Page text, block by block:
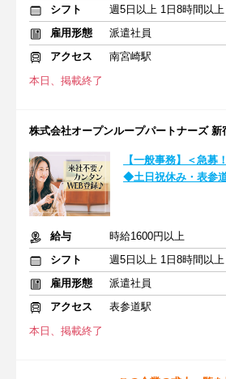
シフト
週5日以上 1日8時間以上
雇用形態
派遣社員
アクセス
南宮崎駅
本日、掲載終了
株式会社オープンループパートナーズ 新
【一般事務】＜急募
◆土日祝休み・表参
給与
時給1600円以上
シフト
週5日以上 1日8時間以上
雇用形態
派遣社員
アクセス
表参道駅
本日、掲載終了